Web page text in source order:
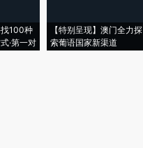
找100种
·第一对
【特别呈现】澳门全力探
索葡语国家新渠道